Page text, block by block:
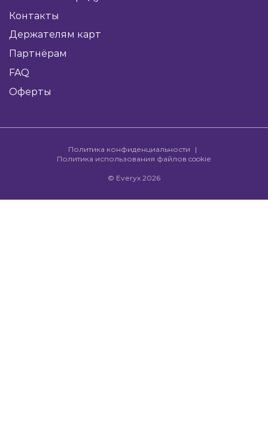
Контакты
Держателям карт
Партнёрам
FAQ
Оферты
Политика конфиденциальности
Политика использования файлов cookie
© Everyx 2026